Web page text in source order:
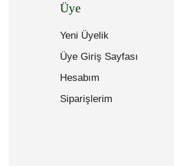
Üye
Yeni Üyelik
Üye Giriş Sayfası
Hesabım
Siparişlerim